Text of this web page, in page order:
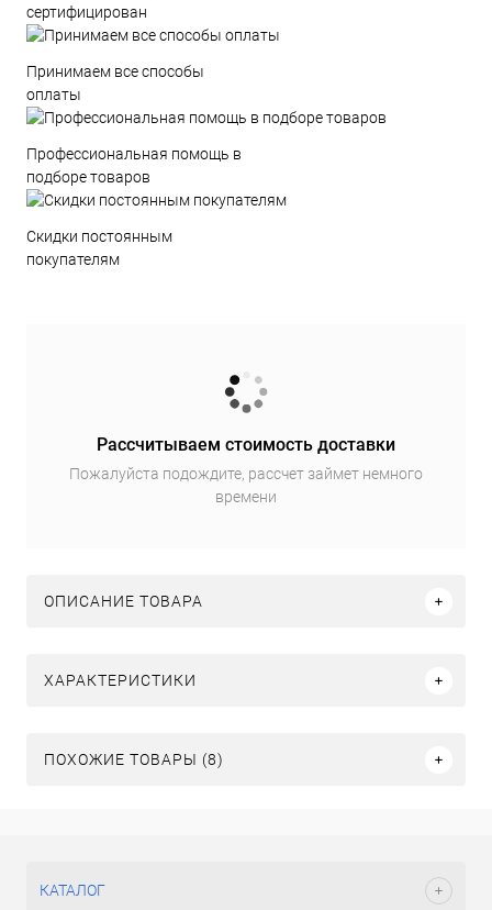
сертифицирован
Принимаем все способы
оплаты
Профессиональная помощь в
подборе товаров
Скидки постоянным
покупателям
Рассчитываем стоимость доставки
Пожалуйста подождите, рассчет займет немного
времени
ОПИСАНИЕ ТОВАРА
ХАРАКТЕРИСТИКИ
ПОХОЖИЕ ТОВАРЫ (8)
КАТАЛОГ